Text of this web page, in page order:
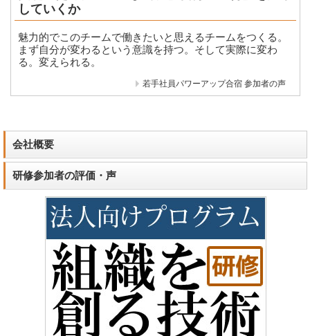
していくか
魅力的でこのチームで働きたいと思えるチームをつくる。
まず自分が変わるという意識を持つ。そして実際に変わ
る。変えられる。
若手社員パワーアップ合宿 参加者の声
会社概要
研修参加者の評価・声